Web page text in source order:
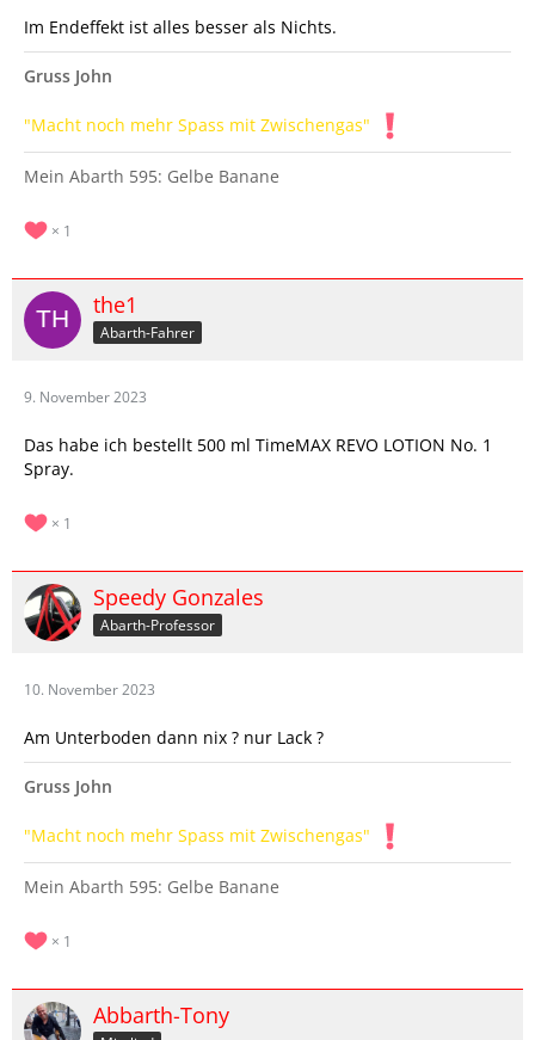
Im Endeffekt ist alles besser als Nichts.
Gruss John
"Macht noch mehr Spass mit Zwischengas"
Mein Abarth 595: Gelbe Banane
1
the1
Abarth-Fahrer
9. November 2023
Das habe ich bestellt 500 ml TimeMAX REVO LOTION No. 1
Spray.
1
Speedy Gonzales
Abarth-Professor
10. November 2023
Am Unterboden dann nix ? nur Lack ?
Gruss John
"Macht noch mehr Spass mit Zwischengas"
Mein Abarth 595: Gelbe Banane
1
Abbarth-Tony